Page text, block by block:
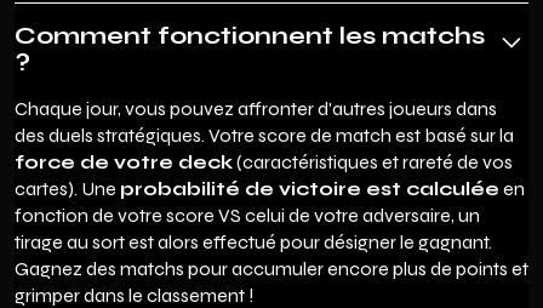
Comment fonctionnent les matchs
?
Chaque jour, vous pouvez affronter d'autres joueurs dans
des duels stratégiques. Votre score de match est basé sur la
force de votre deck(caractéristiques et rareté de vos
cartes). Une probabilité de victoire est calculée en
fonction de votre score VS celui de votre adversaire, un
tirage au sort est alors effectué pour désigner le gagnant.
Gagnez des matchs pour accumuler encore plus de points et
grimper dans le classement !